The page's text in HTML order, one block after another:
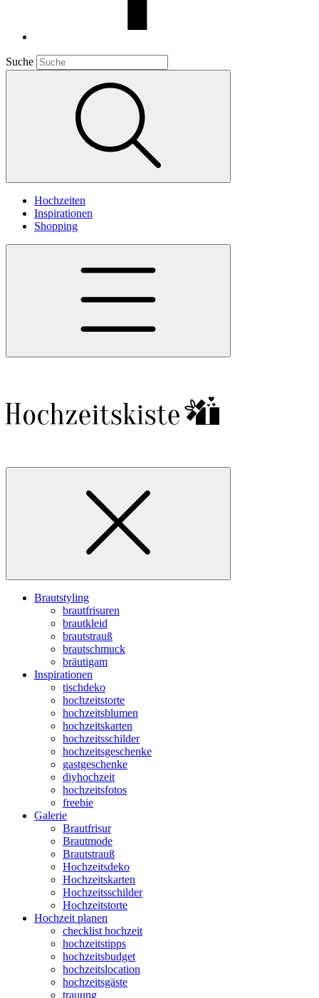
Suche
Hochzeiten
Inspirationen
Shopping
Brautstyling
brautfrisuren
brautkleid
brautstrauß
brautschmuck
bräutigam
Inspirationen
tischdeko
hochzeitstorte
hochzeitsblumen
hochzeitskarten
hochzeitsschilder
hochzeitsgeschenke
gastgeschenke
diyhochzeit
hochzeitsfotos
freebie
Galerie
Brautfrisur
Brautmode
Brautstrauß
Hochzeitsdeko
Hochzeitskarten
Hochzeitsschilder
Hochzeitstorte
Hochzeit planen
checklist hochzeit
hochzeitstipps
hochzeitsbudget
hochzeitslocation
hochzeitsgäste
trauung